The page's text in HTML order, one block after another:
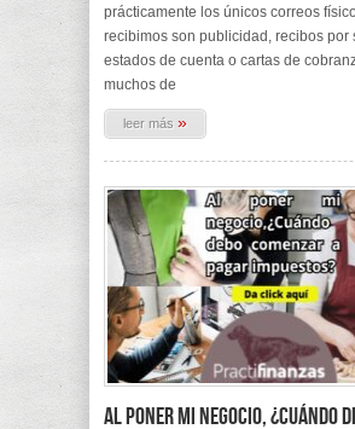
prácticamente los únicos correos
recibimos son publicidad, recibos por
estados de cuenta o cartas de
muchos de
leer más »
Al poner mi negocio, ¿Cuándo